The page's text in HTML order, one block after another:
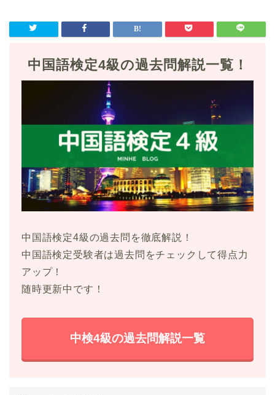
中国語検定4級の過去問解説一覧！
中国語検定4級の過去問を徹底解説！
中国語検定受験者は過去問をチェックして得点力
アップ！
随時更新中です！
中検4級の過去問解説一覧